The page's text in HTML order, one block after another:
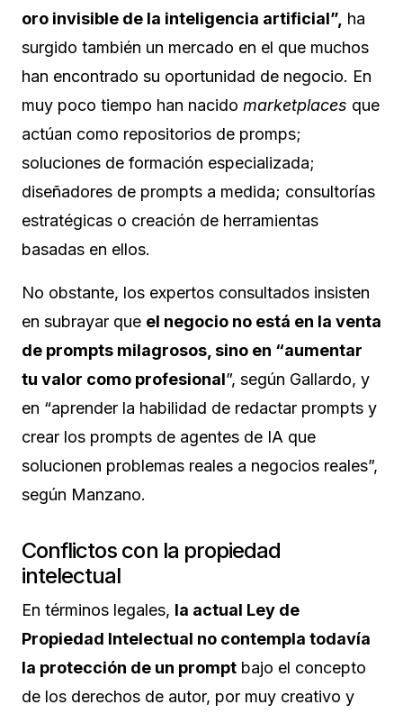
oro invisible de la inteligencia artificial”, ha
surgido también un mercado en el que muchos
han encontrado su oportunidad de negocio. En
muy poco tiempo han nacido marketplaces que
actúan como repositorios de promps;
soluciones de formación especializada;
diseñadores de prompts a medida; consultorías
estratégicas o creación de herramientas
basadas en ellos.
No obstante, los expertos consultados insisten
en subrayar que el negocio no está en la venta
de prompts milagrosos, sino en “aumentar
tu valor como profesional”, según Gallardo, y
en “aprender la habilidad de redactar prompts y
crear los prompts de agentes de IA que
solucionen problemas reales a negocios reales”,
según Manzano.
Conflictos con la propiedad
intelectual
En términos legales, la actual Ley de
Propiedad Intelectual no contempla todavía
la protección de un prompt bajo el concepto
de los derechos de autor, por muy creativo y